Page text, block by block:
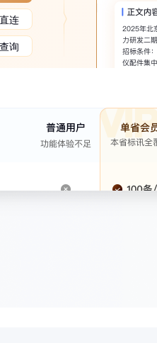
连
询